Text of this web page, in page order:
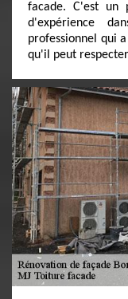
facade. C'est un
d'expérience
professionnel qui
qu'il peut